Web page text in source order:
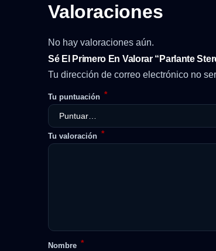
Valoraciones
No hay valoraciones aún.
Sé El Primero En Valorar “Parlante
Tu dirección de correo electrónico no
Tu puntuación *
Tu valoración *
Nombre *